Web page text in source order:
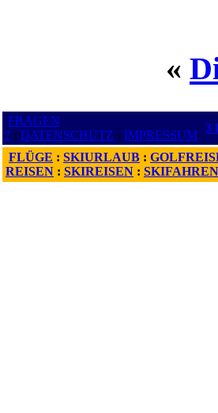
«
FRAGEN
? : DATENSCHUTZ : IMPRESSUM
3
FLÜGE : SKIURLAUB :
REISEN : SKIREISEN :